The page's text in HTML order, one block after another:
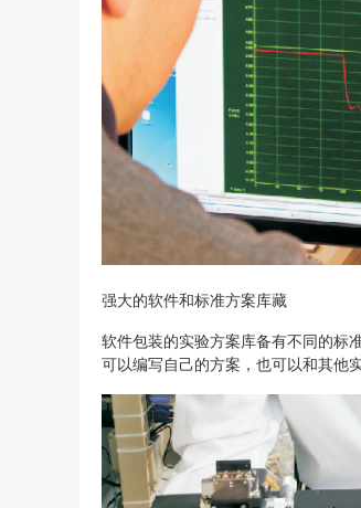
强大的软件和标准方案库藏
软件包装的实验方案库备有不同的标
可以编写自己的方案，也可以和其他